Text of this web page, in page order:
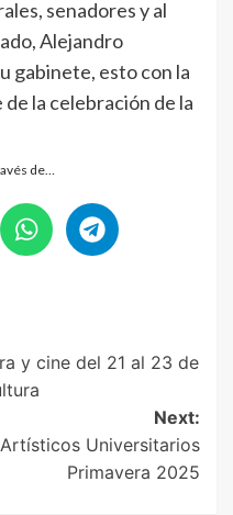
senadores y al
Alejandro
gabinete, esto con la
la celebración de la
de…
y cine del 21 al 23 de
Next:
Universitarios
Primavera 2025